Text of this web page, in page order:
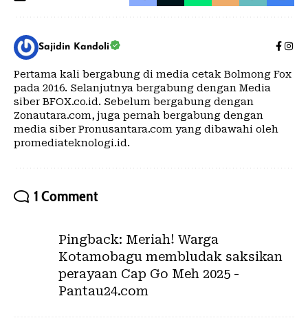
Sajidin Kandoli
Pertama kali bergabung di media cetak Bolmong Fox
pada 2016. Selanjutnya bergabung dengan Media
siber BFOX.co.id. Sebelum bergabung dengan
Zonautara.com, juga pernah bergabung dengan
media siber Pronusantara.com yang dibawahi oleh
promediateknologi.id.
1 Comment
Pingback: Meriah! Warga
Kotamobagu membludak saksikan
perayaan Cap Go Meh 2025 -
Pantau24.com